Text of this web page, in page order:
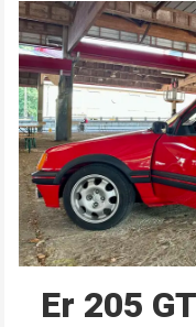
Er 205